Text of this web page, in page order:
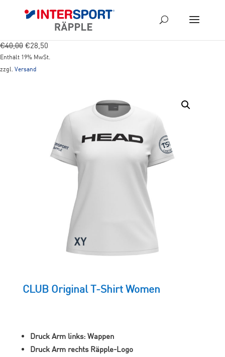
€40,00 Ursprünglicher
Preis
war:
€28,50
Preis
Enthält 19% MwSt.
zzgl. Versand
CLUB Original T-Shirt Women
Druck Arm links: Wappen
Druck Arm rechts Räpple-Logo